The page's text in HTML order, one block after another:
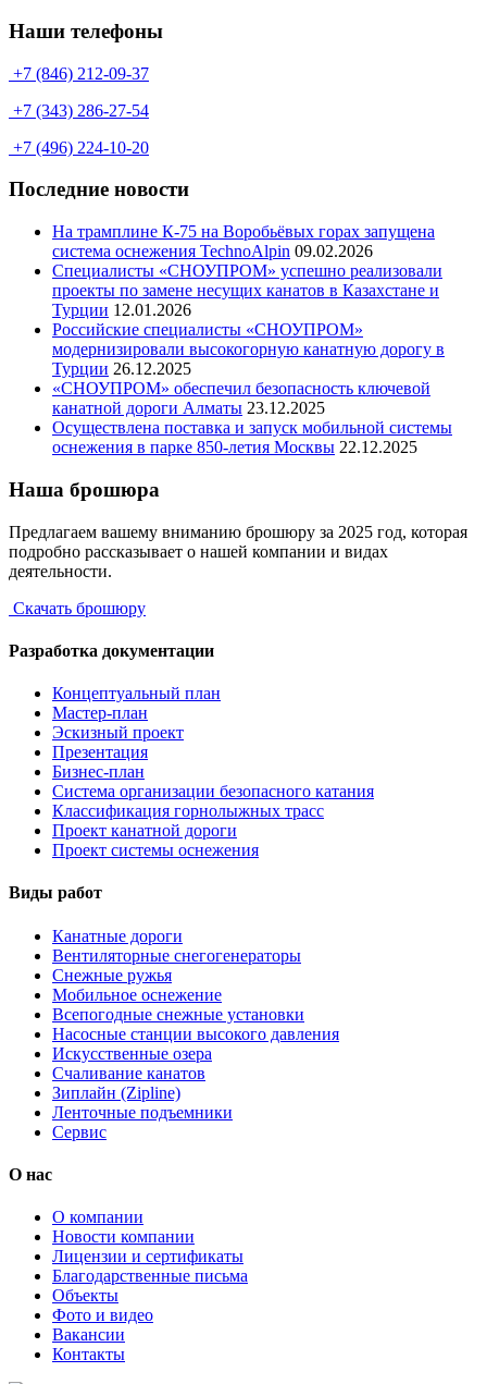
Наши телефоны
+7 (846) 212-09-37
+7 (343) 286-27-54
+7 (496) 224-10-20
Последние новости
На трамплине К-75 на Воробьёвых горах запущена
система оснежения TechnoAlpin 09.02.2026
Специалисты «СНОУПРОМ» успешно реализовали
проекты по замене несущих канатов в Казахстане и
Турции 12.01.2026
Российские специалисты «СНОУПРОМ»
модернизировали высокогорную канатную дорогу в
Турции 26.12.2025
«СНОУПРОМ» обеспечил безопасность ключевой
канатной дороги Алматы 23.12.2025
Осуществлена поставка и запуск мобильной системы
оснежения в парке 850-летия Москвы 22.12.2025
Наша брошюра
Предлагаем вашему вниманию брошюру за 2025 год, которая
подробно рассказывает о нашей компании и видах
деятельности.
Скачать брошюру
Разработка документации
Концептуальный план
Мастер-план
Эскизный проект
Презентация
Бизнес-план
Система организации безопасного катания
Классификация горнолыжных трасс
Проект канатной дороги
Проект системы оснежения
Виды работ
Канатные дороги
Вентиляторные снегогенераторы
Снежные ружья
Мобильное оснежение
Всепогодные снежные установки
Насосные станции высокого давления
Искусственные озера
Счаливание канатов
Зиплайн (Zipline)
Ленточные подъемники
Сервис
О нас
О компании
Новости компании
Лицензии и сертификаты
Благодарственные письма
Объекты
Фото и видео
Вакансии
Контакты